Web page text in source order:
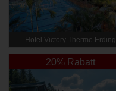
Hotel Victory Therme Erding
20% Rabatt